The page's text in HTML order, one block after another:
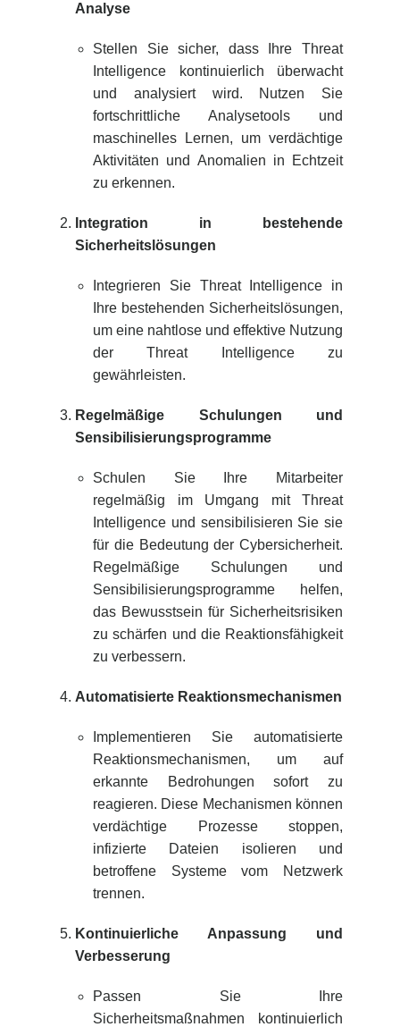
Analyse
Stellen Sie sicher, dass Ihre Threat
Intelligence kontinuierlich überwacht
und analysiert wird. Nutzen Sie
fortschrittliche Analysetools und
maschinelles Lernen, um verdächtige
Aktivitäten und Anomalien in Echtzeit
zu erkennen.
Integration in bestehende
Sicherheitslösungen
Integrieren Sie Threat Intelligence in
Ihre bestehenden Sicherheitslösungen,
um eine nahtlose und effektive Nutzung
der Threat Intelligence zu
gewährleisten.
Regelmäßige Schulungen und
Sensibilisierungsprogramme
Schulen Sie Ihre Mitarbeiter
regelmäßig im Umgang mit Threat
Intelligence und sensibilisieren Sie sie
für die Bedeutung der Cybersicherheit.
Regelmäßige Schulungen und
Sensibilisierungsprogramme helfen,
das Bewusstsein für Sicherheitsrisiken
zu schärfen und die Reaktionsfähigkeit
zu verbessern.
Automatisierte Reaktionsmechanismen
Implementieren Sie automatisierte
Reaktionsmechanismen, um auf
erkannte Bedrohungen sofort zu
reagieren. Diese Mechanismen können
verdächtige Prozesse stoppen,
infizierte Dateien isolieren und
betroffene Systeme vom Netzwerk
trennen.
Kontinuierliche Anpassung und
Verbesserung
Passen Sie Ihre
Sicherheitsmaßnahmen kontinuierlich